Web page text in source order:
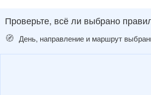
Проверьте, всё ли выбрано
🧭 День, направление и маршрут